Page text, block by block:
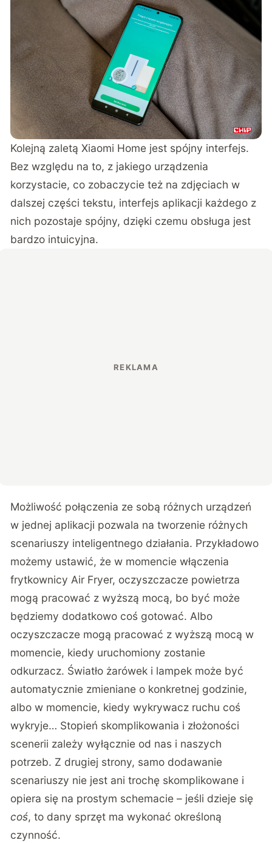
Kolejną zaletą Xiaomi Home jest spójny interfejs.
Bez względu na to, z jakiego urządzenia
korzystacie, co zobaczycie też na zdjęciach w
dalszej części tekstu, interfejs aplikacji każdego z
nich pozostaje spójny, dzięki czemu obsługa jest
bardzo intuicyjna.
Możliwość połączenia ze sobą różnych urządzeń
w jednej aplikacji pozwala na tworzenie różnych
scenariuszy inteligentnego działania. Przykładowo
możemy ustawić, że w momencie włączenia
frytkownicy Air Fryer, oczyszczacze powietrza
mogą pracować z wyższą mocą, bo być może
będziemy dodatkowo coś gotować. Albo
oczyszczacze mogą pracować z wyższą mocą w
momencie, kiedy uruchomiony zostanie
odkurzacz. Światło żarówek i lampek może być
automatycznie zmieniane o konkretnej godzinie,
albo w momencie, kiedy wykrywacz ruchu coś
wykryje… Stopień skomplikowania i złożoności
scenerii zależy wyłącznie od nas i naszych
potrzeb. Z drugiej strony, samo dodawanie
scenariuszy nie jest ani trochę skomplikowane i
opiera się na prostym schemacie – jeśli dzieje się
coś, to dany sprzęt ma wykonać określoną
czynność.